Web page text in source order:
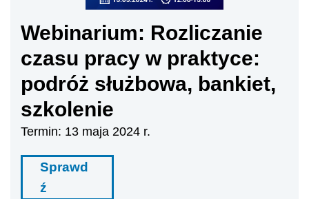
Webinarium: Rozliczanie
czasu pracy w praktyce:
podróż służbowa, bankiet,
szkolenie
Termin: 13 maja 2024 r.
Sprawd
ź